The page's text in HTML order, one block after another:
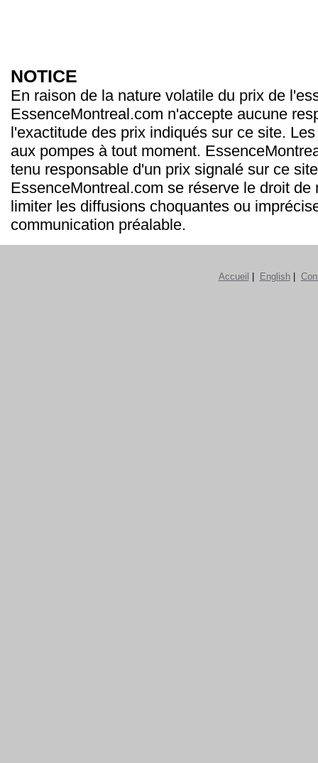
NOTICE
En raison de la nature volatile du prix de
EssenceMontreal.com n'accepte aucune
l'exactitude des prix indiqués sur ce site.
aux pompes à tout moment.
tenu responsable d'un prix signalé sur ce
EssenceMontreal.com se réserve le droit de
limiter les diffusions choquantes ou
communication préalable.
Accueil English|